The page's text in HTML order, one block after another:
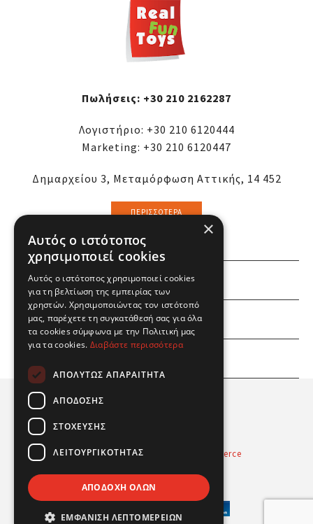
Πωλήσεις: +30 210 2162287
Λογιστήριο: +30 210 6120444
Marketing: +30 210 6120447
Δημαρχείου 3, Μεταμόρφωση Αττικής, 14 452
ΠΕΡΙΣΣΌΤΕΡΑ
ΕΜΕΙΣ
ΕΣΕΙΣ
Powered byRadicode
nopCommerce
×
Αυτός ο ιστότοπος
χρησιμοποιεί cookies
Αυτός ο ιστότοπος χρησιμοποιεί cookies
για τη βελτίωση της εμπειρίας των
χρηστών. Χρησιμοποιώντας τον ιστότοπό
μας, παρέχετε τη συγκατάθεσή σας για όλα
τα cookies σύμφωνα με την Πολιτική μας
για τα cookies. Διαβάστε περισσότερα
ΑΠΟΛΎΤΩΣ ΑΠΑΡΑΊΤΗΤΑ
ΑΠΌΔΟΣΗΣ
ΣΤΌΧΕΥΣΗΣ
ΛΕΙΤΟΥΡΓΙΚΌΤΗΤΑΣ
ΑΠΟΔΟΧΉ ΌΛΩΝ
ΕΜΦΆΝΙΣΗ ΛΕΠΤΟΜΕΡΕΙΏΝ